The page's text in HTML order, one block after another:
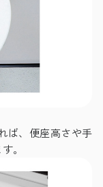
ば、便座高さや手
。